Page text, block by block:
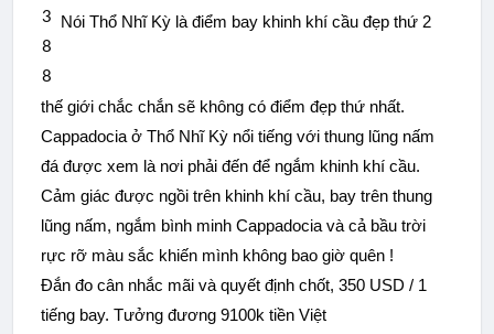
Nói Thổ Nhĩ Kỳ là điểm bay khinh khí cầu đẹp thứ 2
thế giới chắc chắn sẽ không có điểm đẹp thứ nhất.
Cappadocia ở Thổ Nhĩ Kỳ nổi tiếng với thung lũng nấm
đá được xem là nơi phải đến để ngắm khinh khí cầu.
Cảm giác được ngồi trên khinh khí cầu, bay trên thung
lũng nấm, ngắm bình minh Cappadocia và cả bầu trời
rực rỡ màu sắc khiến mình không bao giờ quên !
Đắn đo cân nhắc mãi và quyết định chốt, 350 USD / 1
tiếng bay. Tưởng đương 9100k tiền Việt